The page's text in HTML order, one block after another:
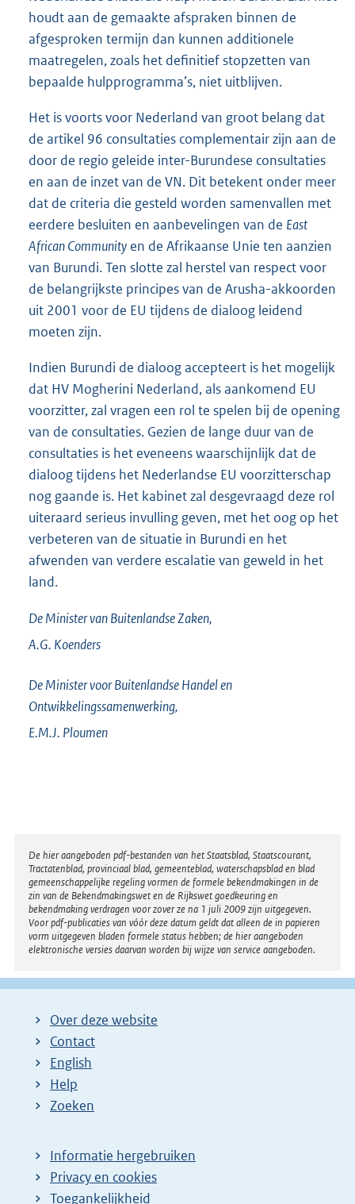
houdt aan de gemaakte afspraken binnen de
afgesproken termijn dan kunnen additionele
maatregelen, zoals het definitief stopzetten van
bepaalde hulpprogramma’s, niet uitblijven.
Het is voorts voor Nederland van groot belang dat
de artikel 96 consultaties complementair zijn aan de
door de regio geleide inter-Burundese consultaties
en aan de inzet van de VN. Dit betekent onder meer
dat de criteria die gesteld worden samenvallen met
eerdere besluiten en aanbevelingen van de East
African Community en de Afrikaanse Unie ten aanzien
van Burundi. Ten slotte zal herstel van respect voor
de belangrijkste principes van de Arusha-akkoorden
uit 2001 voor de EU tijdens de dialoog leidend
moeten zijn.
Indien Burundi de dialoog accepteert is het mogelijk
dat HV Mogherini Nederland, als aankomend EU
voorzitter, zal vragen een rol te spelen bij de opening
van de consultaties. Gezien de lange duur van de
consultaties is het eveneens waarschijnlijk dat de
dialoog tijdens het Nederlandse EU voorzitterschap
nog gaande is. Het kabinet zal desgevraagd deze rol
uiteraard serieus invulling geven, met het oog op het
verbeteren van de situatie in Burundi en het
afwenden van verdere escalatie van geweld in het
land.
De Minister van Buitenlandse Zaken,
A.G. Koenders
De Minister voor Buitenlandse Handel en
Ontwikkelingssamenwerking,
E.M.J. Ploumen
Disclaimer
De hier aangeboden pdf-bestanden van het Staatsblad, Staatscourant,
Tractatenblad, provinciaal blad, gemeenteblad, waterschapsblad en blad
gemeenschappelijke regeling vormen de formele bekendmakingen in de
zin van de Bekendmakingswet en de Rijkswet goedkeuring en
bekendmaking verdragen voor zover ze na 1 juli 2009 zijn uitgegeven.
Voor pdf-publicaties van vóór deze datum geldt dat alleen de in papieren
vorm uitgegeven bladen formele status hebben; de hier aangeboden
elektronische versies daarvan worden bij wijze van service aangeboden.
Over deze website
Contact
English
Help
Zoeken
Informatie hergebruiken
Privacy en cookies
Toegankelijkheid